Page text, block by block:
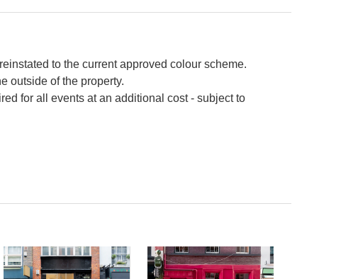
to the current approved colour scheme.
outside of the property.
for all events at an additional cost - subject to